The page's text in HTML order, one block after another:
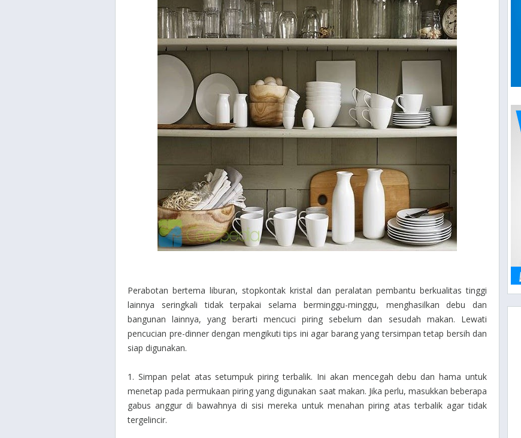
Perabotan bertema liburan, stopkontak kristal dan peralatan pembantu berkualitas tinggi
lainnya seringkali tidak terpakai selama berminggu-minggu, menghasilkan debu dan
bangunan lainnya, yang berarti mencuci piring sebelum dan sesudah makan. Lewati
pencucian pre-dinner dengan mengikuti tips ini agar barang yang tersimpan tetap bersih dan
siap digunakan.
1. Simpan pelat atas setumpuk piring terbalik. Ini akan mencegah debu dan hama untuk
menetap pada permukaan piring yang digunakan saat makan. Jika perlu, masukkan beberapa
gabus anggur di bawahnya di sisi mereka untuk menahan piring atas terbalik agar tidak
tergelincir.